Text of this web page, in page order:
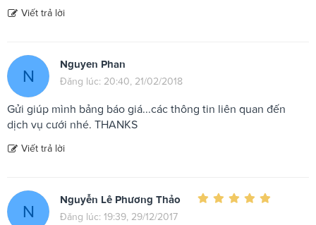
Viết trả lời
N
Nguyen Phan
Đăng lúc: 20:40, 21/02/2018
Gửi giúp mình bảng báo giá...các thông tin liên quan đến
dịch vụ cưới nhé. THANKS
Viết trả lời
N
Nguyễn Lê Phương Thảo
Đăng lúc: 19:39, 29/12/2017